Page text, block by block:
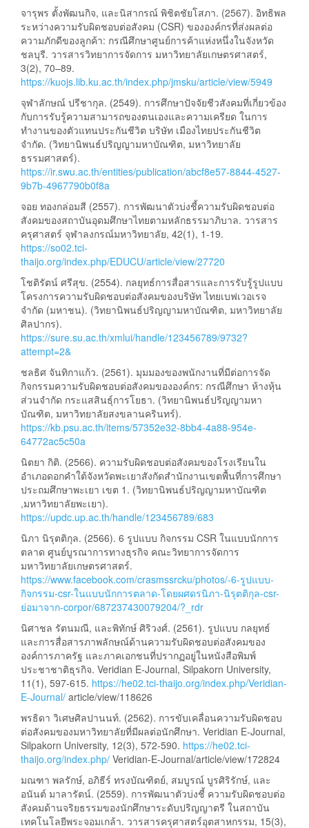
จารุพร ตั้งพัฒนกิจ, และนิสากรณ์ พิชิตชัยโสภา. (2567). อิทธิพล
ระหว่างความรับผิดชอบต่อสังคม (CSR) ขององค์กรที่ส่งผลต่อ
ความภักดีของลูกค้า: กรณีศึกษาศูนย์การค้าแห่งหนึ่งในจังหวัด
ชลบุรี. วารสารวิทยาการจัดการ มหาวิทยาลัยเกษตรศาสตร์,
3(2), 70–89.
https://kuojs.lib.ku.ac.th/index.php/jmsku/article/view/5949
จุฬาลักษณ์ ปรีชากุล. (2549). การศึกษาปัจจัยชีวสังคมที่เกี่ยวข้อง
กับการรับรู้ความสามารถของตนเองและความเครียด ในการ
ทำงานของตัวแทนประกันชีวิต บริษัท เมืองไทยประกันชีวิต
จำกัด. (วิทยานิพนธ์ปริญญามหาบัณฑิต, มหาวิทยาลัย
ธรรมศาสตร์).
https://ir.swu.ac.th/entities/publication/abcf8e57-8844-4527-
9b7b-4967790b0f8a
จอย ทองกล่อมสี (2557). การพัฒนาตัวบ่งชี้ความรับผิดชอบต่อ
สังคมของสถาบันอุดมศึกษาไทยตามหลักธรรมาภิบาล. วารสาร
ครุศาสตร์ จุฬาลงกรณ์มหาวิทยาลัย, 42(1), 1-19.
https://so02.tci-
thaijo.org/index.php/EDUCU/article/view/27720
โชติรัตน์ ศรีสุข. (2554). กลยุทธ์การสื่อสารและการรับรู้รูปแบบ
โครงการความรับผิดชอบต่อสังคมของบริษัท ไทยเบฟเวอเรจ
จำกัด (มหาชน). (วิทยานิพนธ์ปริญญามหาบัณฑิต, มหาวิทยาลัย
ศิลปากร).
https://sure.su.ac.th/xmlui/handle/123456789/9732?
attempt=2&
ชลธิศ จันทิกาแก้ว. (2561). มุมมองของพนักงานที่มีต่อการจัด
กิจกรรมความรับผิดชอบต่อสังคมขององค์กร: กรณีศึกษา ห้างหุ้น
ส่วนจำกัด กระแสสินธุ์การโยธา. (วิทยานิพนธ์ปริญญามหา
บัณฑิต, มหาวิทยาลัยสงขลานครินทร์).
https://kb.psu.ac.th/items/57352e32-8bb4-4a88-954e-
64772ac5c50a
นิตยา กิติ. (2566). ความรับผิดชอบต่อสังคมของโรงเรียนใน
อำเภอดอกคำใต้จังหวัดพะเยาสังกัดสำนักงานเขตพื้นที่การศึกษา
ประถมศึกษาพะเยา เขต 1. (วิทยานิพนธ์ปริญญามหาบัณฑิต
,มหาวิทยาลัยพะเยา).
https://updc.up.ac.th/handle/123456789/683
นิภา นิรุตติกุล. (2566). 6 รูปแบบ กิจกรรม CSR ในแบบนักการ
ตลาด ศูนย์บูรณาการทางธุรกิจ คณะวิทยาการจัดการ
มหาวิทยาลัยเกษตรศาสตร์.
https://www.facebook.com/crasmssrcku/photos/-6-รูปแบบ-
กิจกรรม-csr-ในแบบนักการตลาด-โดยผศดรนิภา-นิรุตติกุล-csr-
ย่อมาจาก-corpor/687237430079204/?_rdr
นิศาชล รัตนมณี, และพิทักษ์ ศิริวงศ์. (2561). รูปแบบ กลยุทธ์
และการสื่อสารภาพลักษณ์ด้านความรับผิดชอบต่อสังคมของ
องค์การภาครัฐ และภาคเอกชนที่ปรากฏอยู่ในหนังสือพิมพ์
ประชาชาติธุรกิจ. Veridian E-Journal, Silpakorn University,
11(1), 597-615. https://he02.tci-thaijo.org/index.php/Veridian-
E-Journal/ article/view/118626
พรธิดา วิเศษศิลปานนท์. (2562). การขับเคลื่อนความรับผิดชอบ
ต่อสังคมของมหาวิทยาลัยที่มีผลต่อนักศึกษา. Veridian E-Journal,
Silpakorn University, 12(3), 572-590. https://he02.tci-
thaijo.org/index.php/ Veridian-E-Journal/article/view/172824
มณฑา พลรักษ์, อภิธีร์ ทรงบัณฑิตย์, สมบูรณ์ บูรศิริรักษ์, และ
อนันต์ มาลารัตน์. (2559). การพัฒนาตัวบ่งชี้ ความรับผิดชอบต่อ
สังคมด้านจริยธรรมของนักศึกษาระดับปริญญาตรี ในสถาบัน
เทคโนโลยีพระจอมเกล้า. วารสารครุศาสตร์อุตสาหกรรม, 15(3),